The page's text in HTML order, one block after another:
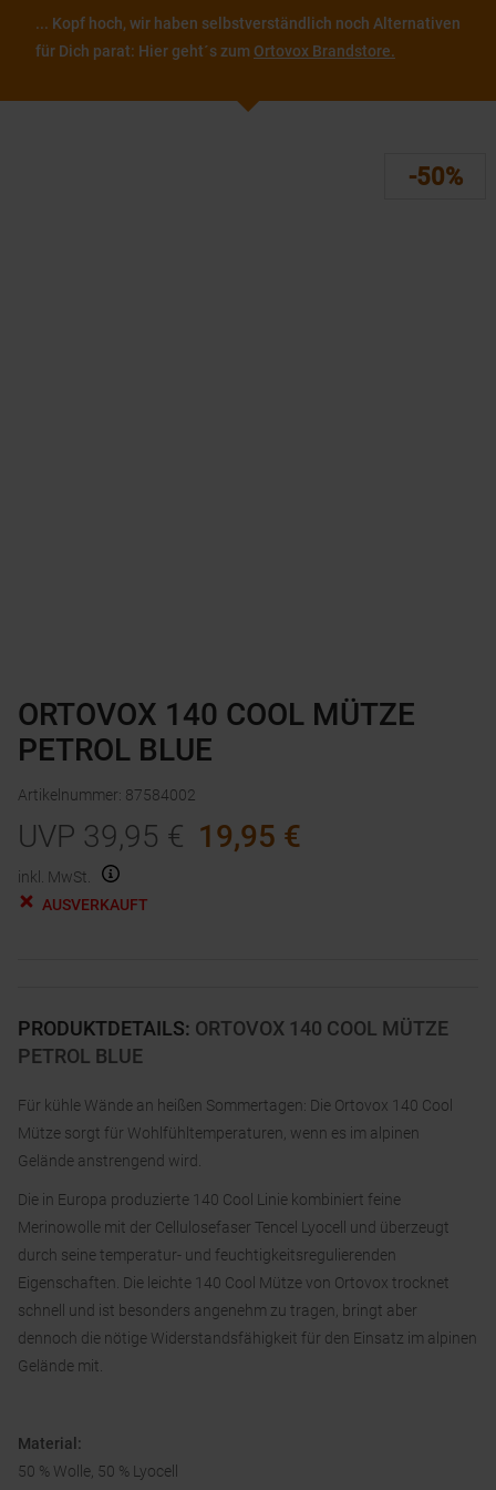
... Kopf hoch, wir haben selbstverständlich noch Alternativen
für Dich parat: Hier geht´s zum Ortovox Brandstore.
-50%
PRODUKTDETAILS: ORTOVOX 140 COOL MÜTZE
PETROL BLUE
Für kühle Wände an heißen Sommertagen: Die Ortovox 140 Cool
Mütze sorgt für Wohlfühltemperaturen, wenn es im alpinen
Gelände anstrengend wird.
Die in Europa produzierte 140 Cool Linie kombiniert feine
Merinowolle mit der Cellulosefaser Tencel Lyocell und überzeugt
durch seine temperatur- und feuchtigkeitsregulierenden
Eigenschaften. Die leichte 140 Cool Mütze von Ortovox trocknet
schnell und ist besonders angenehm zu tragen, bringt aber
dennoch die nötige Widerstandsfähigkeit für den Einsatz im alpinen
Gelände mit.
Material:
50 % Wolle, 50 % Lyocell
ORTOVOX 140 COOL MÜTZE
PETROL BLUE
Artikelnummer: 87584002
UVP 39,95 € 19,95 €
inkl. MwSt.
AUSVERKAUFT